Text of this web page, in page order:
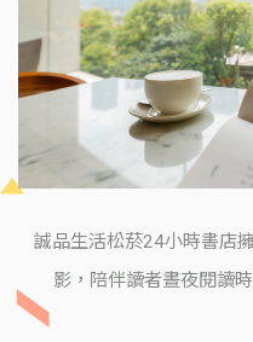
誠品生活松菸24小時書店
影，陪伴讀者晝夜閱讀